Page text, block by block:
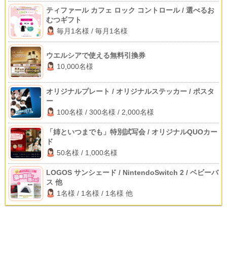
ティファール カフェ ロック コントロール / 選べるお
むつギフト
毎月1名様 / 毎月1名様
ウエルシアで使える無料引換券
10,000名様
オリジナルプレート / オリジナルステッカー / ポスタ
ー
100名様 / 300名様 / 2,000名様
「姉といつまでも」特別試写会 / オリジナルQUOカー
ド
50名様 / 1,000名様
LOGOS サンシェード / NintendoSwitch 2 / ベビーバ
ス 他
1名様 / 1名様 / 1名様 他